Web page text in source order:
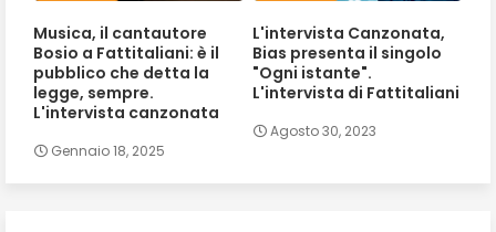
Musica, il cantautore
Bosio a Fattitaliani: è il
pubblico che detta la
legge, sempre.
L'intervista canzonata
Gennaio 18, 2025
L'intervista Canzonata,
Bias presenta il singolo
"Ogni istante".
L'intervista di Fattitaliani
Agosto 30, 2023